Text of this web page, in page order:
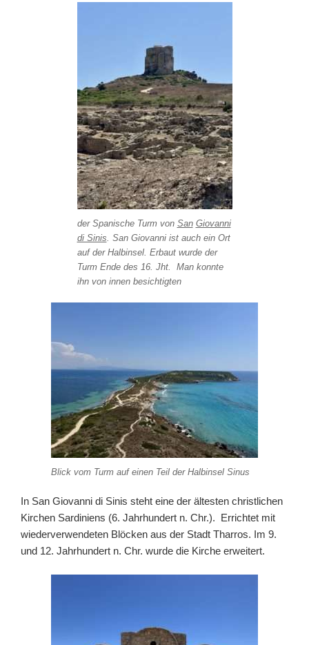
der Spanische Turm von San Giovanni
di Sinis. San Giovanni ist auch ein Ort
auf der Halbinsel. Erbaut wurde der
Turm Ende des 16. Jht. Man konnte
ihn von innen besichtigten
Blick vom Turm auf einen Teil der Halbinsel Sinus
In San Giovanni di Sinis steht eine der ältesten christlichen
Kirchen Sardiniens (6. Jahrhundert n. Chr.). Errichtet mit
wiederverwendeten Blöcken aus der Stadt Tharros. Im 9.
und 12. Jahrhundert n. Chr. wurde die Kirche erweitert.